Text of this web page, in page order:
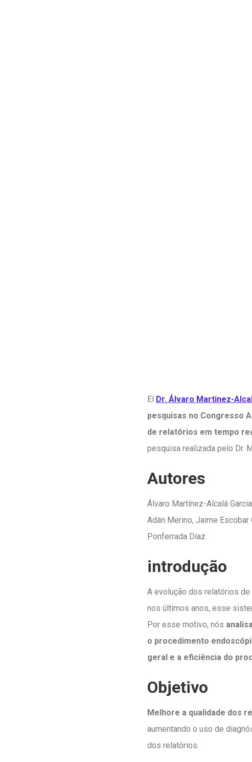
El Dr. Álvaro Martinez-
pesquisas no Congresso
de relatórios em tempo
pesquisa realizada pelo Dr.
Autores
Álvaro Martínez-Alcalá
Adán Merino, Jaime
Ponferrada Díaz
introdução
A evolução dos relatórios
nos últimos anos, esse
Por esse motivo, nós
o procedimento
geral e a eficiência do
Objetivo
Melhore a qualidade dos
aumentando o uso de
dos relatórios.